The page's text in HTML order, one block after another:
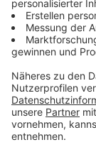
Gemeinsam
zum
ihr Bock?
zusammen